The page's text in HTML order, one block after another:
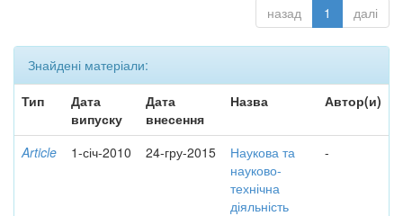
назад 1 далі
Знайдені матеріали:
Тип
Дата
випуску
Дата
внесення
Назва Автор(и)
Article 1-січ-2010 24-гру-2015
Наукова та
науково-
технічна
діяльність
-